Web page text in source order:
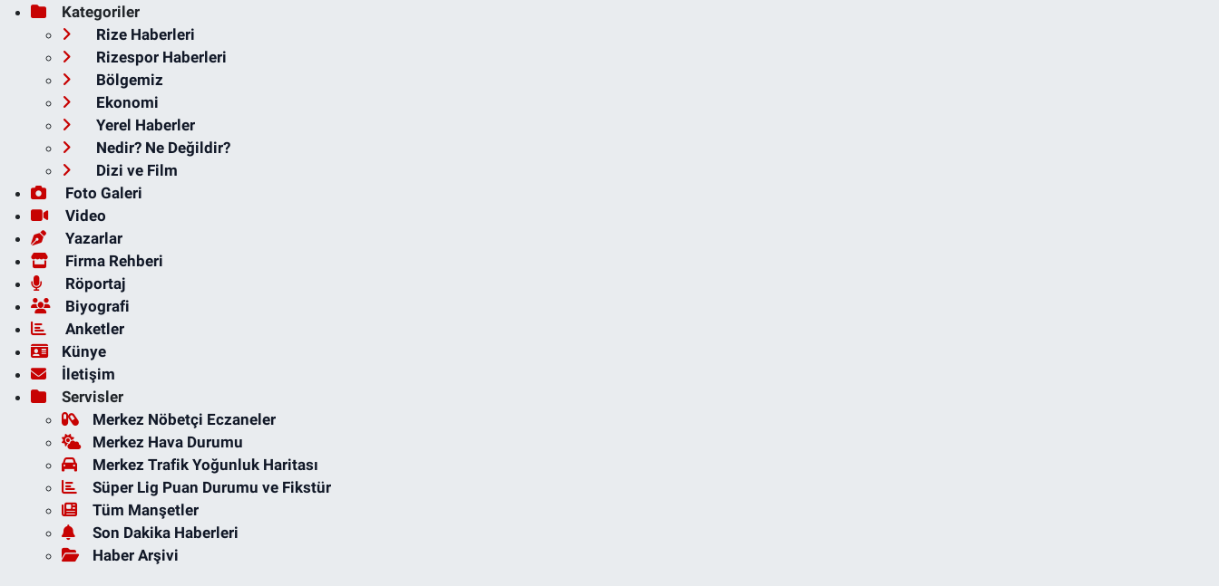
Kategoriler
Rize Haberleri
Rizespor Haberleri
Bölgemiz
Ekonomi
Yerel Haberler
Nedir? Ne Değildir?
Dizi ve Film
Foto Galeri
Video
Yazarlar
Firma Rehberi
Röportaj
Biyografi
Anketler
Künye
İletişim
Servisler
Merkez Nöbetçi Eczaneler
Merkez Hava Durumu
Merkez Trafik Yoğunluk Haritası
Süper Lig Puan Durumu ve Fikstür
Tüm Manşetler
Son Dakika Haberleri
Haber Arşivi